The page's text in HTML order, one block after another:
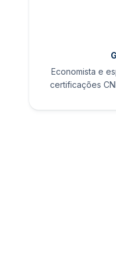
Economista e
certificações